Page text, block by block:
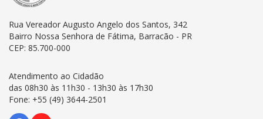
Rua Vereador Augusto Angelo dos Santos, 342
Bairro Nossa Senhora de Fátima, Barracão - PR
CEP: 85.700-000
Atendimento ao Cidadão
das 08h30 às 11h30 - 13h30 às 17h30
Fone: +55 (49) 3644-2501